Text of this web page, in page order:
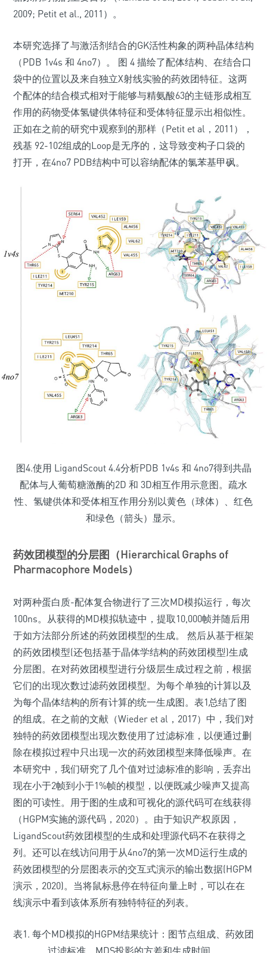
2009; Petit et al., 2011）。
本研究选择了与激活剂结合的GK活性构象的两种晶体结构
（PDB 1v4s 和 4no7）。 图 4 描绘了配体结构、在结合口
袋中的位置以及来自独立X射线实验的药效团特征。这两
个配体的结合模式相对于能够与精氨酸63的主链形成相互
作用的药物受体氢键供体特征和受体特征显示出相似性。
正如在之前的研究中观察到的那样（Petit et al，2011），
残基 92-102组成的Loop是无序的，这导致变构子口袋的
打开，在4no7 PDB结构中可以容纳配体的氯苯基甲砜。
图4.使用 LigandScout 4.4分析PDB 1v4s 和 4no7得到共晶
配体与人葡萄糖激酶的2D 和 3D相互作用示意图。疏水
性、氢键供体和受体相互作用分别以黄色（球体）、红色
和绿色（箭头）显示。
药效团模型的分层图（Hierarchical Graphs of
Pharmacophore Models）
对两种蛋白质-配体复合物进行了三次MD模拟运行，每次
100ns。从获得的MD模拟轨迹中，提取10,000帧并随后用
于如方法部分所述的药效团模型的生成。 然后从基于框架
的药效团模型(还包括基于晶体学结构的药效团模型)生成
分层图。在对药效团模型进行分级层生成过程之前，根据
它们的出现次数过滤药效团模型。为每个单独的计算以及
为每个晶体结构的所有计算的统一生成图。表1总结了图
的组成。在之前的文献（Wieder et al，2017）中，我们对
独特的药效团模型出现次数使用了过滤标准，以便通过删
除在模拟过程中只出现一次的药效团模型来降低噪声。在
本研究中，我们研究了几个值对过滤标准的影响，丢弃出
现在小于2帧到小于1%帧的模型，以便既减少噪声又提高
图的可读性。用于图的生成和可视化的源代码可在线获得
（HGPM实施的源代码，2020）。由于知识产权原因，
LigandScout药效团模型的生成和处理源代码不在获得之
列。还可以在线访问用于从4no7的第一次MD运行生成的
药效团模型的分层图表示的交互式演示的输出数据(HGPM
演示，2020)。当将鼠标悬停在特征向量上时，可以在在
线演示中看到该体系所有独特特征的列表。
表1. 每个MD模拟的HGPM结果统计：图节点组成、药效团